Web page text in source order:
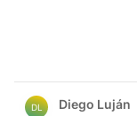
DL Diego Luján